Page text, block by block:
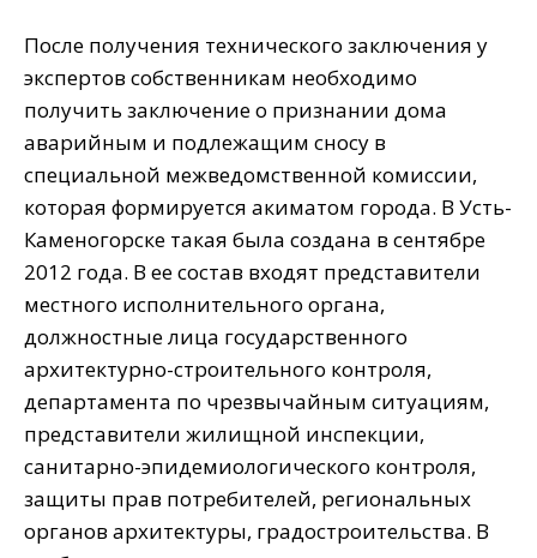
После получения технического заключения у
экспертов собственникам необходимо
получить заключение о признании дома
аварийным и подлежащим сносу в
специальной межведомственной комиссии,
которая формируется акиматом города. В Усть-
Каменогорске такая была создана в сентябре
2012 года. В ее состав входят представители
местного исполнительного органа,
должностные лица государственного
архитектурно-строительного контроля,
департамента по чрезвычайным ситуациям,
представители жилищной инспекции,
санитарно-эпидемиологического контроля,
защиты прав потребителей, региональных
органов архитектуры, градостроительства. В